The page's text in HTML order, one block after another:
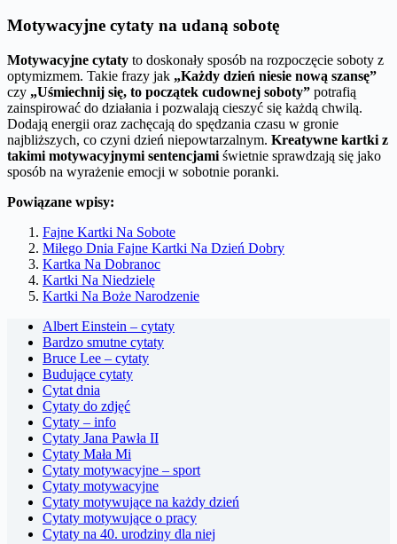
Motywacyjne cytaty na udaną sobotę
Motywacyjne cytaty to doskonały sposób na rozpoczęcie soboty z
optymizmem. Takie frazy jak „Każdy dzień niesie nową szansę”
czy „Uśmiechnij się, to początek cudownej soboty” potrafią
zainspirować do działania i pozwalają cieszyć się każdą chwilą.
Dodają energii oraz zachęcają do spędzania czasu w gronie
najbliższych, co czyni dzień niepowtarzalnym. Kreatywne kartki z
takimi motywacyjnymi sentencjami świetnie sprawdzają się jako
sposób na wyrażenie emocji w sobotnie poranki.
Powiązane wpisy:
Fajne Kartki Na Sobote
Miłego Dnia Fajne Kartki Na Dzień Dobry
Kartka Na Dobranoc
Kartki Na Niedzielę
Kartki Na Boże Narodzenie
Albert Einstein – cytaty
Bardzo smutne cytaty
Bruce Lee – cytaty
Budujące cytaty
Cytat dnia
Cytaty do zdjęć
Cytaty – info
Cytaty Jana Pawła II
Cytaty Mała Mi
Cytaty motywacyjne – sport
Cytaty motywacyjne
Cytaty motywujące na każdy dzień
Cytaty motywujące o pracy
Cytaty na 40. urodziny dla niej